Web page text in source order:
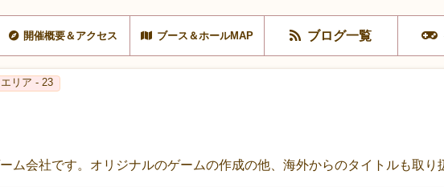
開催概要＆アクセス ブース＆ホールMAP ブログ一覧
リア - 23
ム会社です。オリジナルのゲームの作成の他、海外からのタイトルも取り